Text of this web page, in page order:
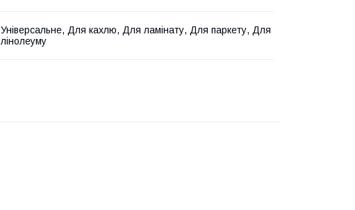
Універсальне, Для кахлю, Для ламінату, Для паркету, Для
лінолеуму